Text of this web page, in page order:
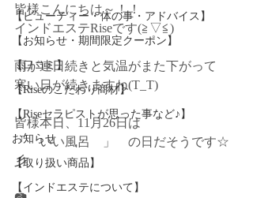
【ビューティー・体の事・アドバイス】
【お知らせ・期間限定クーポン】
【口コミ】
【Riseのこだわり商材】
【Riseセラピストが思った事など♪】
お知らせ
【取り扱い商品】
【インドエステについて】
皆様こんにちは～！！
インドエステRiseです(≧▽≦)
雨が連日続きと気温がまた下がって
寒い日が続きますね(T_T)
皆様本日、11月26日は
「　いい風呂　」　の日だそうです☆
彡